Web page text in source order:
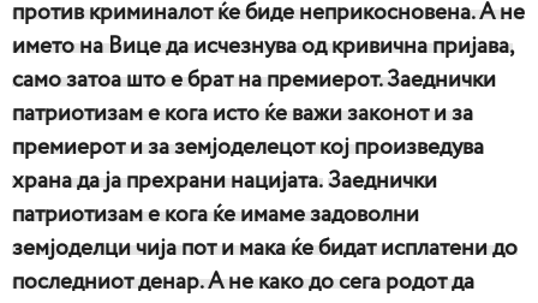
против криминалот ќе биде неприкосновена. А не
името на Вице да исчезнува од кривична пријава,
само затоа што е брат на премиерот. Заеднички
патриотизам е кога исто ќе важи законот и за
премиерот и за земјоделецот кој произведува
храна да ја прехрани нацијата. Заеднички
патриотизам е кога ќе имаме задоволни
земјоделци чија пот и мака ќе бидат исплатени до
последниот денар. А не како до сега родот да